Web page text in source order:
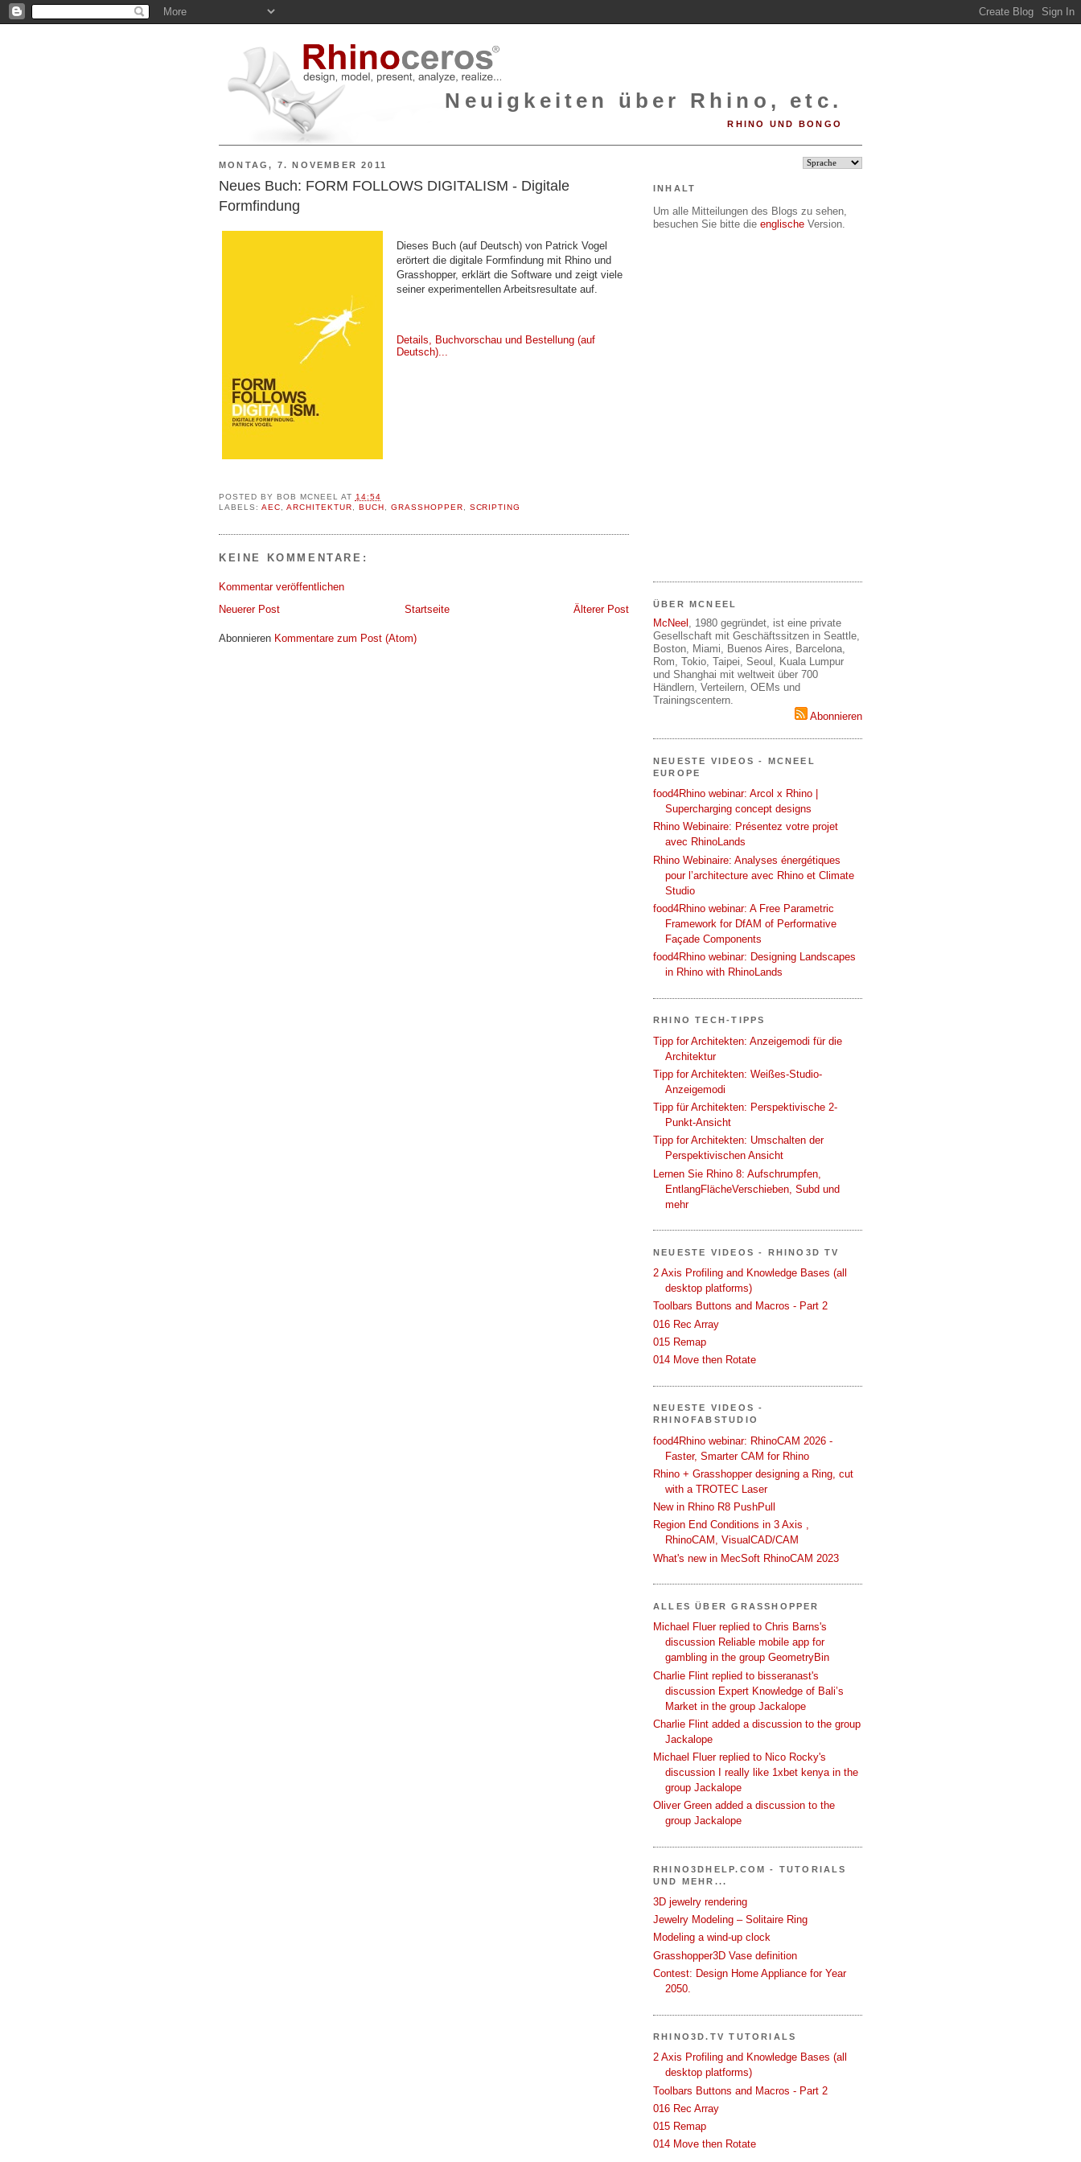
Neuigkeiten über Rhino, etc.
RHINO UND BONGO
MONTAG, 7. NOVEMBER 2011
Neues Buch: FORM FOLLOWS DIGITALISM - Digitale
Formfindung
Dieses Buch (auf Deutsch) von Patrick Vogel
erörtert die digitale Formfindung mit Rhino und
Grasshopper, erklärt die Software und zeigt viele
seiner experimentellen Arbeitsresultate auf.
Details, Buchvorschau und Bestellung (auf
Deutsch)...
POSTED BY BOB MCNEEL AT 14:54
LABELS: AEC, ARCHITEKTUR, BUCH, GRASSHOPPER, SCRIPTING
KEINE KOMMENTARE:
Kommentar veröffentlichen
Neuerer Post
Älterer Post
Startseite
Abonnieren Kommentare zum Post (Atom)
INHALT
Um alle Mitteilungen des Blogs zu sehen,
besuchen Sie bitte die englische Version.
ÜBER MCNEEL
McNeel
, 1980 gegründet, ist eine private
Gesellschaft mit Geschäftssitzen in Seattle,
Boston, Miami, Buenos Aires, Barcelona,
Rom, Tokio, Taipei, Seoul, Kuala Lumpur
und Shanghai mit weltweit über 700
Händlern, Verteilern, OEMs und
Trainingscentern.
Abonnieren
NEUESTE VIDEOS - MCNEEL
EUROPE
food4Rhino webinar: Arcol x Rhino |
Supercharging concept designs
Rhino Webinaire: Présentez votre projet
avec RhinoLands
Rhino Webinaire: Analyses énergétiques
pour l’architecture avec Rhino et Climate
Studio
food4Rhino webinar: A Free Parametric
Framework for DfAM of Performative
Façade Components
food4Rhino webinar: Designing Landscapes
in Rhino with RhinoLands
RHINO TECH-TIPPS
Tipp for Architekten: Anzeigemodi für die
Architektur
Tipp for Architekten: Weißes-Studio-
Anzeigemodi
Tipp für Architekten: Perspektivische 2-
Punkt-Ansicht
Tipp for Architekten: Umschalten der
Perspektivischen Ansicht
Lernen Sie Rhino 8: Aufschrumpfen,
EntlangFlächeVerschieben, Subd und
mehr
NEUESTE VIDEOS - RHINO3D TV
2 Axis Profiling and Knowledge Bases (all
desktop platforms)
Toolbars Buttons and Macros - Part 2
016 Rec Array
015 Remap
014 Move then Rotate
NEUESTE VIDEOS -
RHINOFABSTUDIO
food4Rhino webinar: RhinoCAM 2026 -
Faster, Smarter CAM for Rhino
Rhino + Grasshopper designing a Ring, cut
with a TROTEC Laser
New in Rhino R8 PushPull
Region End Conditions in 3 Axis ,
RhinoCAM, VisualCAD/CAM
What's new in MecSoft RhinoCAM 2023
ALLES ÜBER GRASSHOPPER
Michael Fluer replied to Chris Barns's
discussion Reliable mobile app for
gambling in the group GeometryBin
Charlie Flint replied to bisseranast's
discussion Expert Knowledge of Bali’s
Market in the group Jackalope
Charlie Flint added a discussion to the group
Jackalope
Michael Fluer replied to Nico Rocky's
discussion I really like 1xbet kenya in the
group Jackalope
Oliver Green added a discussion to the
group Jackalope
RHINO3DHELP.COM - TUTORIALS
UND MEHR...
3D jewelry rendering
Jewelry Modeling – Solitaire Ring
Modeling a wind-up clock
Grasshopper3D Vase definition
Contest: Design Home Appliance for Year
2050.
RHINO3D.TV TUTORIALS
2 Axis Profiling and Knowledge Bases (all
desktop platforms)
Toolbars Buttons and Macros - Part 2
016 Rec Array
015 Remap
014 Move then Rotate